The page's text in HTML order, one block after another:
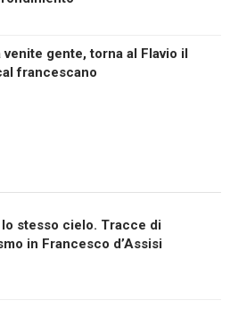
venite gente, torna al Flavio il
francescano
stesso cielo. Tracce di
in Francesco d’Assisi